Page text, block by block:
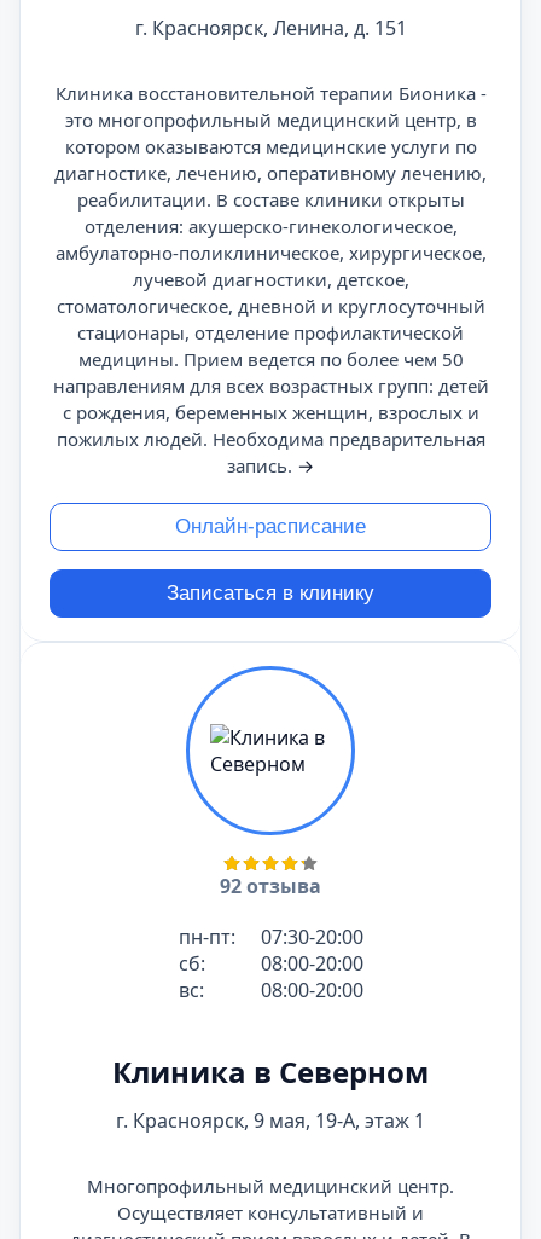
г. Красноярск, Ленина, д. 151
Клиника восстановительной терапии Бионика -
это многопрофильный медицинский центр, в
котором оказываются медицинские услуги по
диагностике, лечению, оперативному лечению,
реабилитации. В составе клиники открыты
отделения: акушерско-гинекологическое,
амбулаторно-поликлиническое, хирургическое,
лучевой диагностики, детское,
стоматологическое, дневной и круглосуточный
стационары, отделение профилактической
медицины. Прием ведется по более чем 50
направлениям для всех возрастных групп: детей
с рождения, беременных женщин, взрослых и
пожилых людей. Необходима предварительная
запись. →
Онлайн-расписание
Записаться в клинику
92 отзыва
пн-пт:
07:30-20:00
сб:
08:00-20:00
вс:
08:00-20:00
Клиника в Северном
г. Красноярск, 9 мая, 19-А, этаж 1
Многопрофильный медицинский центр.
Осуществляет консультативный и